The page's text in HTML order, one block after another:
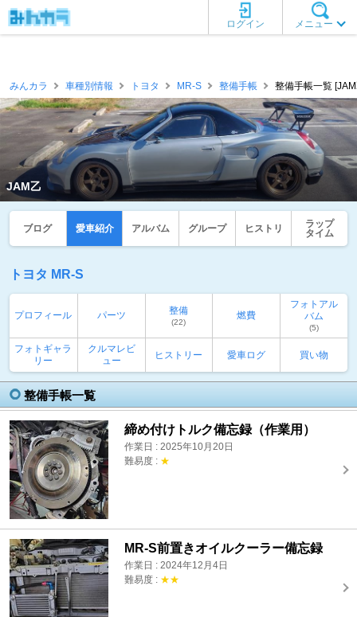
メニュー
ログイン
みんカラ 車種別情報 トヨタ MR-S 整備手帳 整備手帳一覧
JAM乙
ブログ 愛車紹介 アルバム グループ ヒストリ
ラップ
タイム
トヨタ MR-S
プロフィール パーツ 整備
(22)
燃費
フォトアル
バム
(5)
フォトギャラ
リー
クルマレビ
ュー
ヒストリー 愛車ログ 買い物
整備手帳一覧
締め付けトルク備忘録（作業用）
作業日 : 2025年10月20日
難易度 : ★
MR-S前置きオイルクーラー備忘録
作業日 : 2024年12月4日
難易度 : ★★